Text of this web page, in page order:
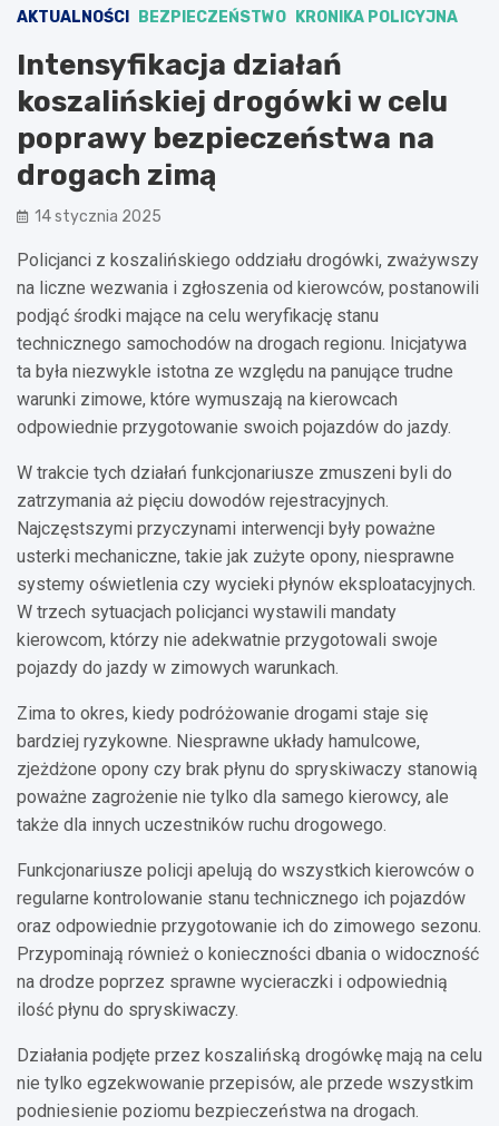
AKTUALNOŚCI BEZPIECZEŃSTWO KRONIKA POLICYJNA
Intensyfikacja działań
koszalińskiej drogówki w celu
poprawy bezpieczeństwa na
drogach zimą
14 stycznia 2025
Policjanci z koszalińskiego oddziału drogówki, zważywszy
na liczne wezwania i zgłoszenia od kierowców, postanowili
podjąć środki mające na celu weryfikację stanu
technicznego samochodów na drogach regionu. Inicjatywa
ta była niezwykle istotna ze względu na panujące trudne
warunki zimowe, które wymuszają na kierowcach
odpowiednie przygotowanie swoich pojazdów do jazdy.
W trakcie tych działań funkcjonariusze zmuszeni byli do
zatrzymania aż pięciu dowodów rejestracyjnych.
Najczęstszymi przyczynami interwencji były poważne
usterki mechaniczne, takie jak zużyte opony, niesprawne
systemy oświetlenia czy wycieki płynów eksploatacyjnych.
W trzech sytuacjach policjanci wystawili mandaty
kierowcom, którzy nie adekwatnie przygotowali swoje
pojazdy do jazdy w zimowych warunkach.
Zima to okres, kiedy podróżowanie drogami staje się
bardziej ryzykowne. Niesprawne układy hamulcowe,
zjeżdżone opony czy brak płynu do spryskiwaczy stanowią
poważne zagrożenie nie tylko dla samego kierowcy, ale
także dla innych uczestników ruchu drogowego.
Funkcjonariusze policji apelują do wszystkich kierowców o
regularne kontrolowanie stanu technicznego ich pojazdów
oraz odpowiednie przygotowanie ich do zimowego sezonu.
Przypominają również o konieczności dbania o widoczność
na drodze poprzez sprawne wycieraczki i odpowiednią
ilość płynu do spryskiwaczy.
Działania podjęte przez koszalińską drogówkę mają na celu
nie tylko egzekwowanie przepisów, ale przede wszystkim
podniesienie poziomu bezpieczeństwa na drogach.